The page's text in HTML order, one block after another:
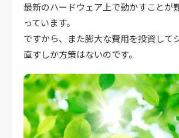
最新のハードウェア上で動かすことが
っています。
ですから、また膨大な費用を投資して
直すしか方策はないのです。